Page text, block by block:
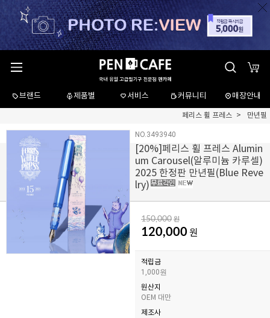
브랜드 제품별 서비스 커뮤니티 매장안내
페리스 휠 프레스 만년필
NO.3493940
[20%]페리스 휠 프레스 Alumin
um Carousel(알루미늄 카루셀)
2025 한정판 만년필(Blue Reve
lry)
150,000 원
120,000 원
적립금
1,000원
원산지
OEM 대만
제조사